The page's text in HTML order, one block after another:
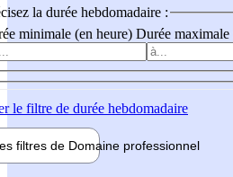
la durée hebdomadaire :
minimale (en heure) Durée maximale
le filtre de durée hebdomadaire
filtres de Domaine professionnel